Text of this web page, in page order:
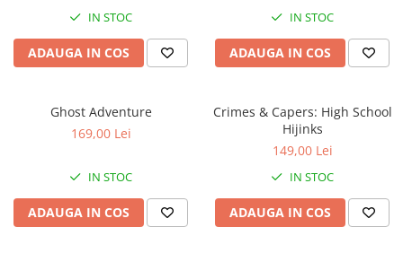
Amuzante
Abstracte
TOATE JOCURILE
IN STOC
ADAUGA IN COS
IN STOC
ADAUGA IN COS
Ghost Adventure
169,00 Lei
IN STOC
ADAUGA IN COS
Crimes & Capers: High School
Hijinks
149,00 Lei
IN STOC
ADAUGA IN COS